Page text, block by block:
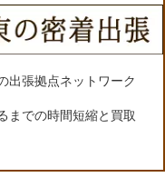
出張拠点ネットワーク
までの時間短縮と買取